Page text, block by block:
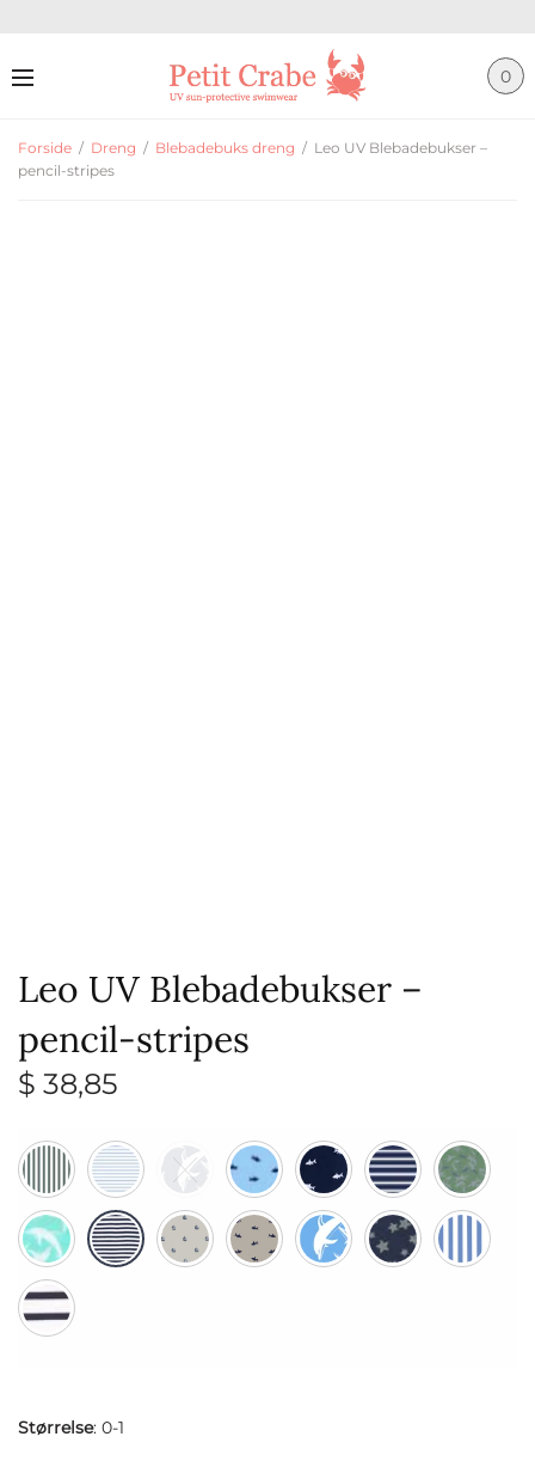
0
Forside / Dreng / Blebadebuks dreng / Leo UV Blebadebukser –
pencil-stripes
Leo UV Blebadebukser –
pencil-stripes
$ 38,85
Størrelse: 0-1